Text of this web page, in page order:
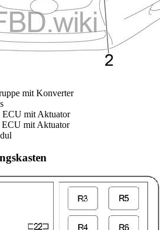
mit Konverter
ECU mit Aktuator
mit Aktuator